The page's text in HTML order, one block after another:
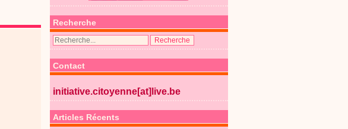
Recherche
Contact
initiative.citoyenne[at]live.be
Articles Récents